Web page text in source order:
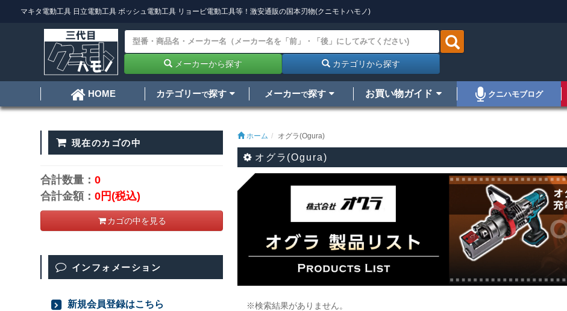
マキタ電動工具 日立電動工具 ボッシュ電動工具 リョービ電動工具等！激安通販の国本刃物(クニモトハモノ)
メーカーから探す カテゴリから探す
HOME カテゴリーで探す メーカーで探す お買い物ガイド クニハモブログ
ホーム オグラ(Ogura)
オグラ(Ogura)
※検索結果がありません。
現在のカゴの中
合計数量：0
合計金額：0円(税込)
カゴの中を見る
インフォメーション
新規会員登録はこちら